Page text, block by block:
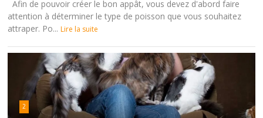
Afin de pouvoir créer le bon appât, vous devez d'abord faire
attention à déterminer le type de poisson que vous souhaitez
attraper. Po... Lire la suite
2